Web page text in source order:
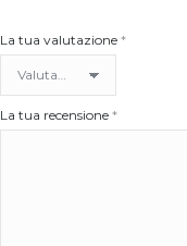
La tua valutazione *
La tua recensione *